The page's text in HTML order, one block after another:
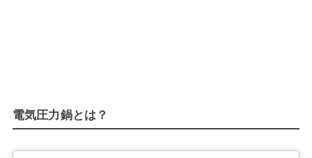
電気圧力鍋とは？